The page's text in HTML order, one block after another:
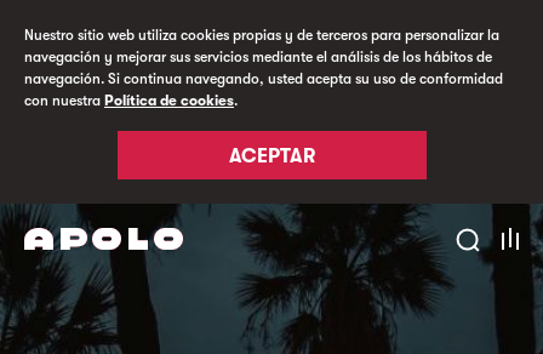
Nuestro sitio web utiliza cookies propias y de terceros para personalizar la
navegación y mejorar sus servicios mediante el análisis de los hábitos de
navegación. Si continua navegando, usted acepta su uso de conformidad
con nuestra Política de cookies.
ACEPTAR